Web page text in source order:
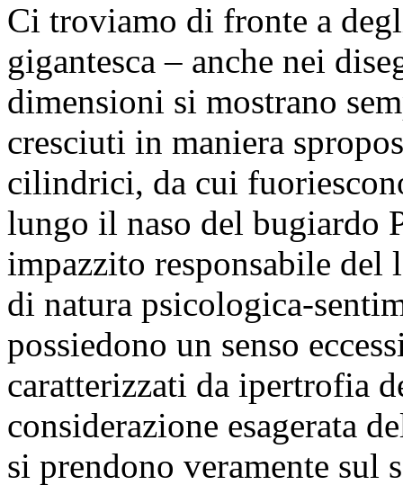
Ci troviamo di fronte a
gigantesca – anche nei
dimensioni si mostrano
cresciuti in maniera
cilindrici, da cui
lungo il naso del bugiardo
impazzito responsabile
di natura psicologica-
possiedono un senso
caratterizzati da ipertrofia
considerazione esagerata
si prendono veramente